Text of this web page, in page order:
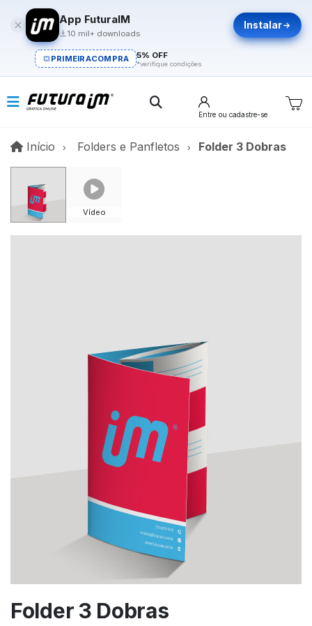
App FuturaIM
10 mil+ downloads
Instalar
PRIMEIRACOMPRA 5% OFF
*verifique condições
Entre ou cadastre-se
Início InícioFolders e Panfletos Folder 3 Dobras
Vídeo
Folder 3 Dobras